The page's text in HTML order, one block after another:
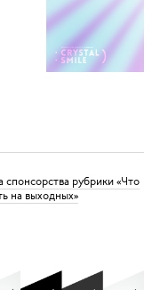
спонсорства рубрики «Что
на выходных»